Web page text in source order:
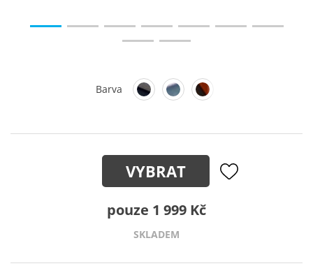
Barva
VYBRAT
pouze 1 999 Kč
SKLADEM